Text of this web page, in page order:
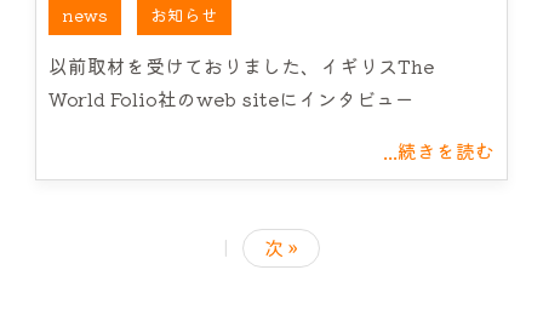
news お知らせ
以前取材を受けておりました、イギリスThe
World Folio社のweb siteにインタビュー
...続きを読む
| 次 »